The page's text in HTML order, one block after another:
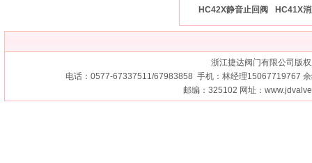
HC42X静音止回阀
HC41X
浙江捷达阀门有限公司版
电话：0577-67337511/67983858 手机：林经理15067719767
邮编：325102 网址：